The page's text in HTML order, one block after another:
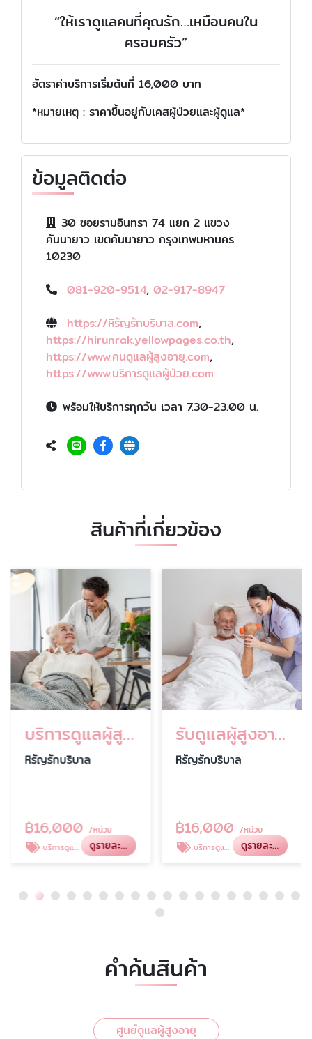
“ให้เราดูแลคนที่คุณรัก…เหมือนคนใน
ครอบครัว”
อัตราค่าบริการเริ่มต้นที่ 16,000 บาท
*หมายเหตุ : ราคาขึ้นอยู่กับเคสผู้ป่วยและผู้ดูแล*
ข้อมูลติดต่อ
30 ซอยรามอินทรา 74 แยก 2 แขวง
คันนายาว เขตคันนายาว กรุงเทพมหานคร
10230
081-920-9514, 02-917-8947
https://หิรัญรักบริบาล.com,
https://hirunrak.yellowpages.co.th,
https://www.คนดูแลผู้สูงอายุ.com,
https://www.บริการดูแลผู้ป่วย.com
พร้อมให้บริการทุกวัน เวลา 7.30-23.00 น.
สินค้าที่เกี่ยวข้อง
บริการดูแลผู้สูงอายุระยะยาว
หิรัญรักบริบาล
฿16,000 /หน่วย
บริการดูแลผู้สูงอายุ ดูรายละเอียด
รับดูแลผู้สูงอายุตามบ้าน
หิรัญรักบริบาล
฿16,000 /หน่วย
บริการดูแลผู้สูงอายุ ตามบ้าน ดูรายละเอียด
คำค้นสินค้า
ศูนย์ดูแลผู้สูงอายุ